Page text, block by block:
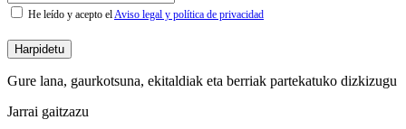
He leído y acepto elAviso legal y política de privacidad
Harpidetu
Gure lana, gaurkotsuna, ekitaldiak eta berriak partekatuko dizkizugu
Jarrai gaitzazu